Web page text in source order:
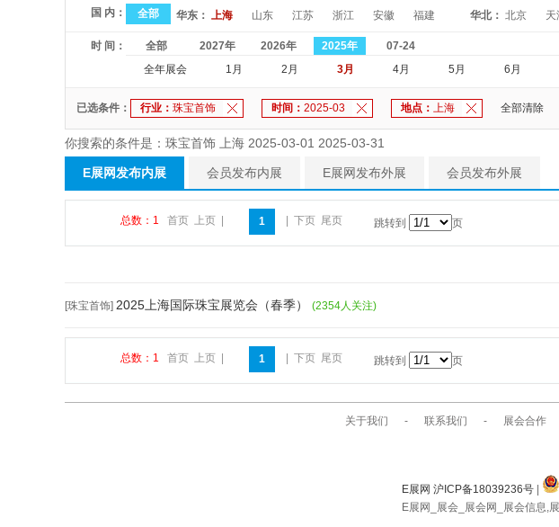
国 内： 全部 华东： 上海 山东 江苏 浙江 安徽 福建 华北： 北京 天
时 间： 全部 2027年 2026年 2025年
07-24
全年展会
1月 2月 3月 4月 5月 6月
已选条件： 行业： 珠宝首饰 时间： 2025-03 地点： 上海 全部清除
你搜索的条件是：珠宝首饰 上海 2025-03-01 2025-03-31
E展网发布内展 会员发布内展 E展网发布外展 会员发布外展
总数：1 首页 上页 1 下页 尾页 跳转到 页
[珠宝首饰] 2025上海国际珠宝展览会（春季） (2354人关注)
总数：1 首页 上页 1 下页 尾页 跳转到 页
关于我们 - 联系我们 - 展会合作
E展网 沪ICP备18039236号
E展网_展会_展会网_展会信息,展